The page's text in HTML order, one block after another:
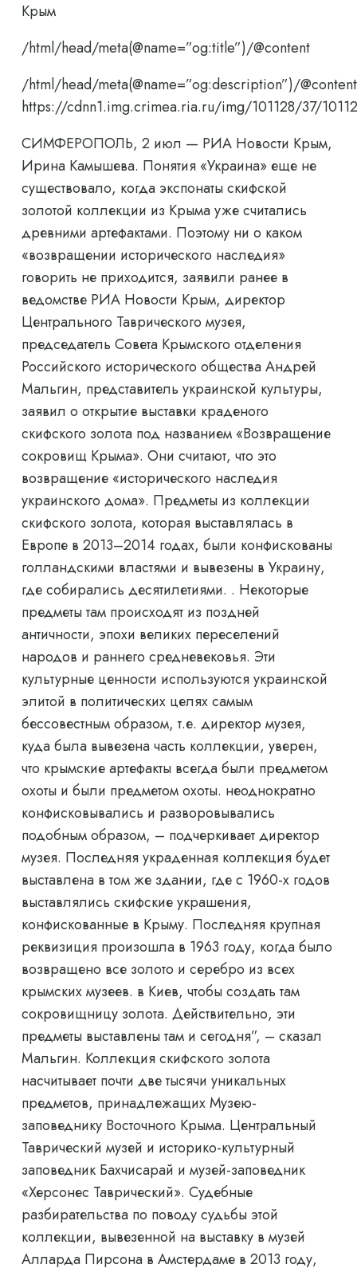
Крым
/html/head/meta(@name=”og:title”)/@content
/html/head/meta(@name=”og:description”)/@content
https://cdnn1.img.crimea.ria.ru/img/101128/37/
СИМФЕРОПОЛЬ, 2 июл — РИА Новости Крым,
Ирина Камышева. Понятия «Украина» еще не
существовало, когда экспонаты скифской
золотой коллекции из Крыма уже считались
древними артефактами. Поэтому ни о каком
«возвращении исторического наследия»
говорить не приходится, заявили ранее в
ведомстве РИА Новости Крым, директор
Центрального Таврического музея,
председатель Совета Крымского отделения
Российского исторического общества Андрей
Мальгин, представитель украинской культуры,
заявил о открытие выставки краденого
скифского золота под названием «Возвращение
сокровищ Крыма». Они считают, что это
возвращение «исторического наследия
украинского дома». Предметы из коллекции
скифского золота, которая выставлялась в
Европе в 2013–2014 годах, были конфискованы
голландскими властями и вывезены в Украину,
где собирались десятилетиями. . Некоторые
предметы там происходят из поздней
античности, эпохи великих переселений
народов и раннего средневековья. Эти
культурные ценности используются украинской
элитой в политических целях самым
бессовестным образом, т.е. директор музея,
куда была вывезена часть коллекции, уверен,
что крымские артефакты всегда были предметом
охоты и были предметом охоты. неоднократно
конфисковывались и разворовывались
подобным образом, – подчеркивает директор
музея. Последняя украденная коллекция будет
выставлена ​​в том же здании, где с 1960-х годов
выставлялись скифские украшения,
конфискованные в Крыму. Последняя крупная
реквизиция произошла в 1963 году, когда было
возвращено все золото и серебро из всех
крымских музеев. в Киев, чтобы создать там
сокровищницу золота. Действительно, эти
предметы выставлены там и сегодня”, – сказал
Мальгин. Коллекция скифского золота
насчитывает почти две тысячи уникальных
предметов, принадлежащих Музею-
заповеднику Восточного Крыма. Центральный
Таврический музей и историко-культурный
заповедник Бахчисарай и музей-заповедник
«Херсонес Таврический». Судебные
разбирательства по поводу судьбы этой
коллекции, вывезенной на выставку в музей
Алларда Пирсона в Амстердаме в 2013 году,